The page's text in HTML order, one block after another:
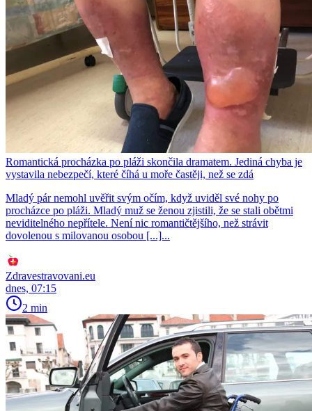
Romantická procházka po pláži skončila dramatem. Jediná chyba je
vystavila nebezpečí, které číhá u moře častěji, než se zdá
Mladý pár nemohl uvěřit svým očím, když uviděl své nohy po
procházce po pláži. Mladý muž se ženou zjistili, že se stali obětmi
neviditelného nepřítele. Není nic romantičtějšího, než strávit
dovolenou s milovanou osobou [...]...
Zdravestravovani.eu
dnes, 07:15
2 min